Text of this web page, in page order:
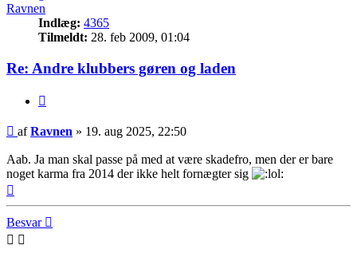
Ravnen
Indlæg: 4365
Tilmeldt: 28. feb 2009, 01:04
Re: Andre klubbers gøren og laden
Indlæg
afRavnen » 19. aug 2025, 22:50
Aab. Ja man skal passe på med at være skadefro, men der er bare
noget karma fra 2014 der ikke helt fornægter sig
Besvar